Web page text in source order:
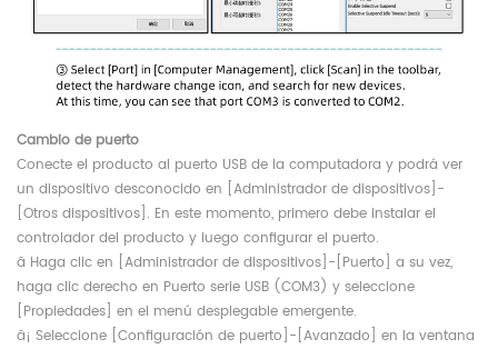
Cambio de puerto
Conecte el producto al puerto USB de la computadora y podrá ver
un dispositivo desconocido en [Administrador de dispositivos]-
[Otros dispositivos]. En este momento, primero debe instalar el
controlador del producto y luego configurar el puerto.
â Haga clic en [Administrador de dispositivos]-[Puerto] a su vez,
haga clic derecho en Puerto serie USB (COM3) y seleccione
[Propiedades] en el menú desplegable emergente.
â¡ Seleccione [Configuración de puerto]-[Avanzado] en la ventana